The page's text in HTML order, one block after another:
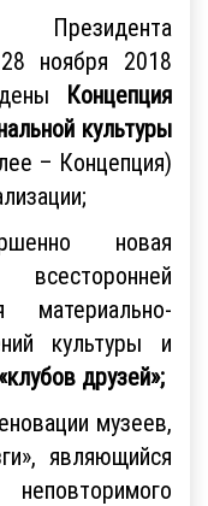
Президента
ноября 2018
Концепция
культуры
– Концепция)
новая
культуры и
«клубов друзей»;
музеев,
являющийся